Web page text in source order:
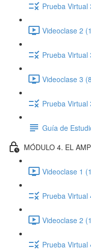
Prueba Virtual
Videoclase 2
Prueba Virtual
Videoclase 3
Prueba Virtual
Guía de
MÓDULO 4. EL
Videoclase 1
Prueba Virtual
Videoclase 2
Prueba Virtual